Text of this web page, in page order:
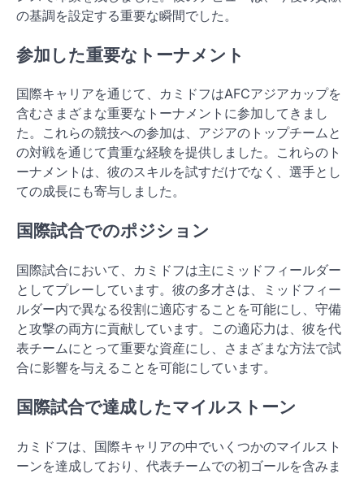
の基調を設定する重要な瞬間でした。
参加した重要なトーナメント
国際キャリアを通じて、カミドフはAFCアジアカップを
含むさまざまな重要なトーナメントに参加してきまし
た。これらの競技への参加は、アジアのトップチームと
の対戦を通じて貴重な経験を提供しました。これらのト
ーナメントは、彼のスキルを試すだけでなく、選手とし
ての成長にも寄与しました。
国際試合でのポジション
国際試合において、カミドフは主にミッドフィールダー
としてプレーしています。彼の多才さは、ミッドフィー
ルダー内で異なる役割に適応することを可能にし、守備
と攻撃の両方に貢献しています。この適応力は、彼を代
表チームにとって重要な資産にし、さまざまな方法で試
合に影響を与えることを可能にしています。
国際試合で達成したマイルストーン
カミドフは、国際キャリアの中でいくつかのマイルスト
ーンを達成しており、代表チームでの初ゴールを含みま